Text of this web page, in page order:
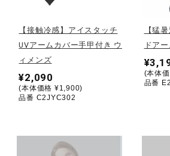
陸上競技
ソフトボール
【接触冷感】アイスタッチ
UVアームカバー手甲付き ウ
ィメンズ
¥2,090
(本体価格 ¥1,900)
品番 C2JYC302
【猛
ドア
(本体
品番